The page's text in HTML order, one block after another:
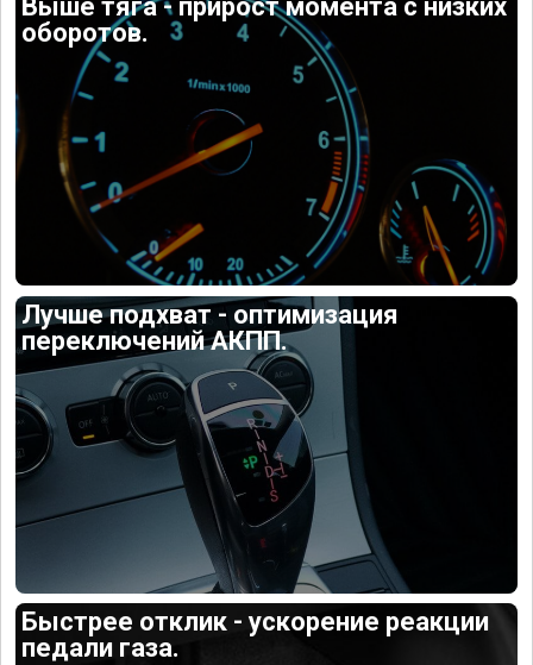
Выше тяга - прирост момента с низких
оборотов.
Лучше подхват - оптимизация
переключений АКПП.
Быстрее отклик - ускорение реакции
педали газа.